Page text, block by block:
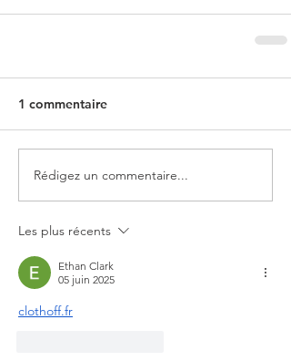
1 commentaire
Rédigez un commentaire...
Les plus récents
Ethan Clark
05 juin 2025
clothoff.fr